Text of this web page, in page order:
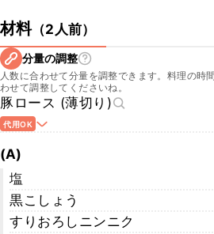
材料（2人前）
分量の調整
人数に合わせて分量を調整できます。料理の時
わせて調整してくださいね。
豚ロース (薄切り)
代用OK
(A)
塩
黒こしょう
すりおろしニンニク